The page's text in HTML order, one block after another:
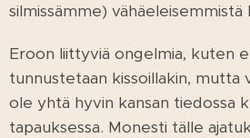
silmissämme) vähäeleisemmistä
Eroon liittyviä ongelmia, kuten
tunnustetaan kissoillakin, mutta
ole yhtä hyvin kansan tiedossa
tapauksessa. Monesti tälle